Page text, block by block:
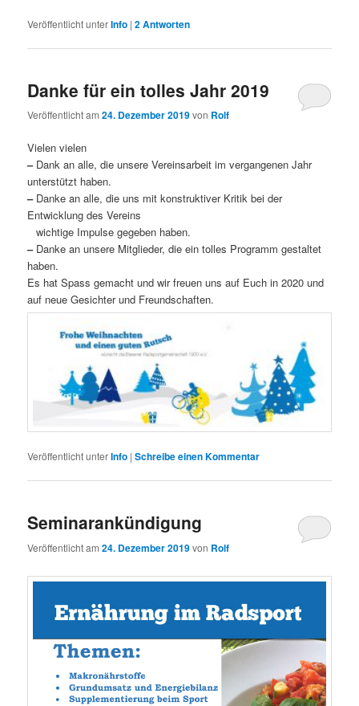
Veröffentlicht unterInfo |2Antworten
Danke für ein tolles Jahr 2019
Veröffentlicht am24. Dezember 2019von Rolf
Vielen vielen
–Dank an alle, die unsere Vereinsarbeit im vergangenen Jahr
unterstützt haben.
–Danke an alle, die uns mit konstruktiver Kritik bei der
Entwicklung des Vereins
wichtige Impulse gegeben haben.
–Danke an unsere Mitglieder, die ein tolles Programm gestaltet
haben.
Es hat Spass gemacht und wir freuen uns auf Euch in 2020 und
auf neue Gesichter und Freundschaften.
Veröffentlicht unterInfo |Schreibe einen Kommentar
Seminarankündigung
Veröffentlicht am24. Dezember 2019von Rolf